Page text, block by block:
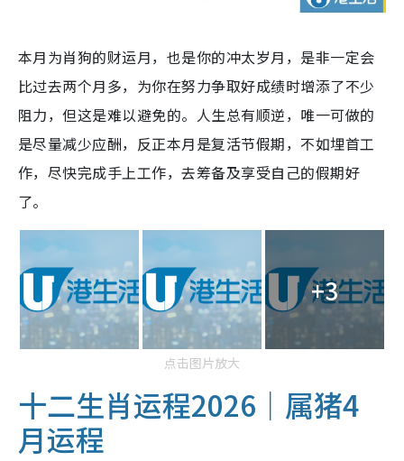
本月为肖狗的财运月，也是你的冲太岁月，是非一定会
比过去两个月多，为你在努力争取好成绩时增添了不少
阻力，但这是难以避免的。人生总有顺逆，唯一可做的
是尽量减少应酬，反正本月是复活节假期，不如埋首工
作，尽快完成手上工作，去筹备及享受自己的假期好
了。
+3
点击图片放大
十二生肖运程2026｜属猪4
月运程